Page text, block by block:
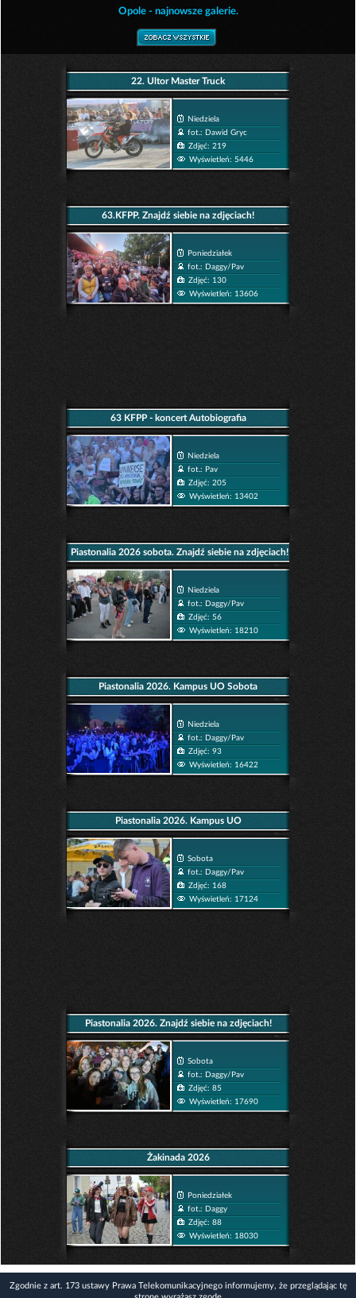
Opole - najnowsze galerie.
22. Ultor Master Truck
Niedziela
fot.: Dawid Gryc
Zdjęć: 219
Wyświetleń: 5446
63.KFPP. Znajdź siebie na zdjęciach!
Poniedziałek
fot.: Daggy/Pav
Zdjęć: 130
Wyświetleń: 13606
63 KFPP - koncert Autobiografia
Niedziela
fot.: Pav
Zdjęć: 205
Wyświetleń: 13402
Piastonalia 2026 sobota. Znajdź siebie na zdjęciach!
Niedziela
fot.: Daggy/Pav
Zdjęć: 56
Wyświetleń: 18210
Piastonalia 2026. Kampus UO Sobota
Niedziela
fot.: Daggy/Pav
Zdjęć: 93
Wyświetleń: 16422
Piastonalia 2026. Kampus UO
Sobota
fot.: Daggy/Pav
Zdjęć: 168
Wyświetleń: 17124
Piastonalia 2026. Znajdź siebie na zdjęciach!
Sobota
fot.: Daggy/Pav
Zdjęć: 85
Wyświetleń: 17690
Żakinada 2026
Poniedziałek
fot.: Daggy
Zdjęć: 88
Wyświetleń: 18030
Zgodnie z art. 173 ustawy Prawa Telekomunikacyjnego informujemy, że przeglądając tę